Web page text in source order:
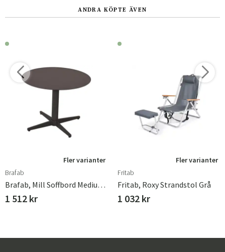
ANDRA KÖPTE ÄVEN
Fler varianter
Brafab
Brafab, Mill Soffbord Medium 60 Cm Anthracite
1 512 kr
Fler varianter
Fritab
Fritab, Roxy Strandstol Grå
1 032 kr